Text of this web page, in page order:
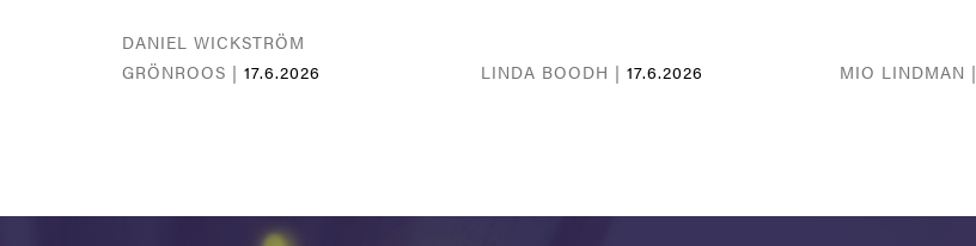
DANIEL WICKSTRÖM
GRÖNROOS | 17.6.2026 LINDA BOODH | 17.6.2026 MIO LINDMAN |